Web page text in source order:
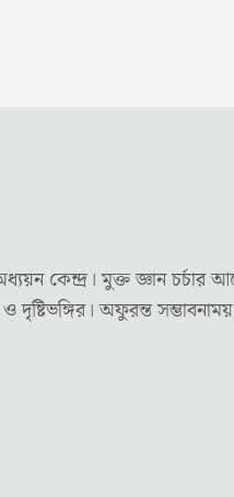
মুক্ত জ্ঞান চর্চার
ও দৃষ্টিভঙ্গির। অফুরন্ত